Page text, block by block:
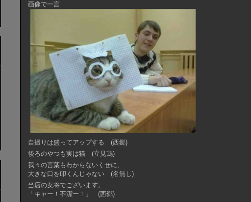
画像で一言
自撮りは盛ってアップする (西郷)
後ろのやつも実は猫 (立見鶏)
我々の言葉もわからないくせに、
大きな口を叩くんじゃない (名無し)
当店の女将でございます。
「キャー！不潔ー！」 (西郷)